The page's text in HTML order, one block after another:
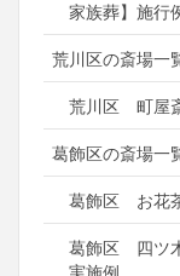
家族葬】施行
荒川区の斎場一
荒川区 町屋
葛飾区の斎場一
葛飾区 お花
葛飾区 四ツ